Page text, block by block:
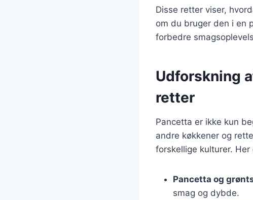
Disse retter viser,
om du bruger den i en
forbedre
Udforskning
retter
Pancetta er ikke kun
andre køkkener og
forskellige kulturer.
Pancetta og
smag og dybde.